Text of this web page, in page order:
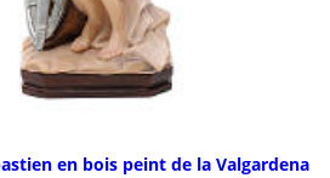
en bois peint de la Valgardena